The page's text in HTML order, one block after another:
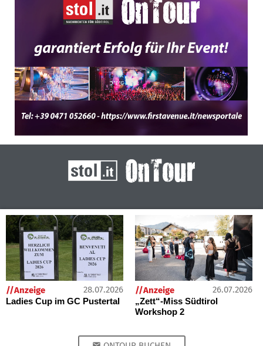
//Anzeige 28.07.2026
Ladies Cup im GC Pustertal
//Anzeige 26.07.2026
„Zett“-Miss Südtirol
Workshop 2